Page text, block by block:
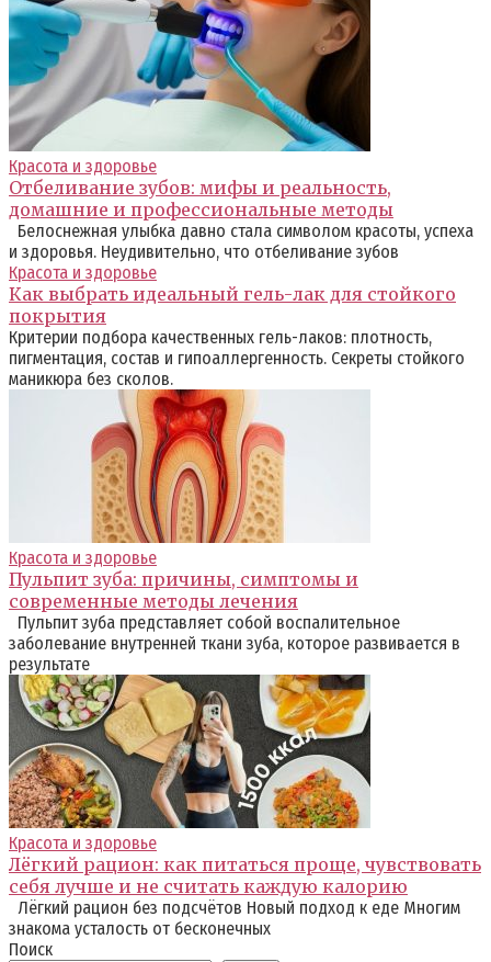
Красота и здоровье
Отбеливание зубов: мифы и реальность,
домашние и профессиональные методы
Белоснежная улыбка давно стала символом красоты, успеха
и здоровья. Неудивительно, что отбеливание зубов
Красота и здоровье
Как выбрать идеальный гель-лак для стойкого
покрытия
Критерии подбора качественных гель-лаков: плотность,
пигментация, состав и гипоаллергенность. Секреты стойкого
маникюра без сколов.
Красота и здоровье
Пульпит зуба: причины, симптомы и
современные методы лечения
Пульпит зуба представляет собой воспалительное
заболевание внутренней ткани зуба, которое развивается в
результате
Красота и здоровье
Лёгкий рацион: как питаться проще, чувствовать
себя лучше и не считать каждую калорию
Лёгкий рацион без подсчётов Новый подход к еде Многим
знакома усталость от бесконечных
Поиск